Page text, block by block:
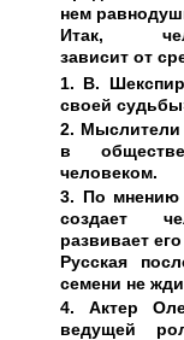
нем
Итак,
зависит от
1. В.
своей
2. Мыслители
в
человеком.
3. По мнению
создает
развивает
Русская
семени не
4. Актер
ведущей